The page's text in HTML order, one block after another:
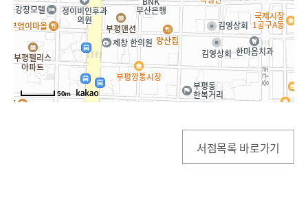
50m
서점목록 바로가기